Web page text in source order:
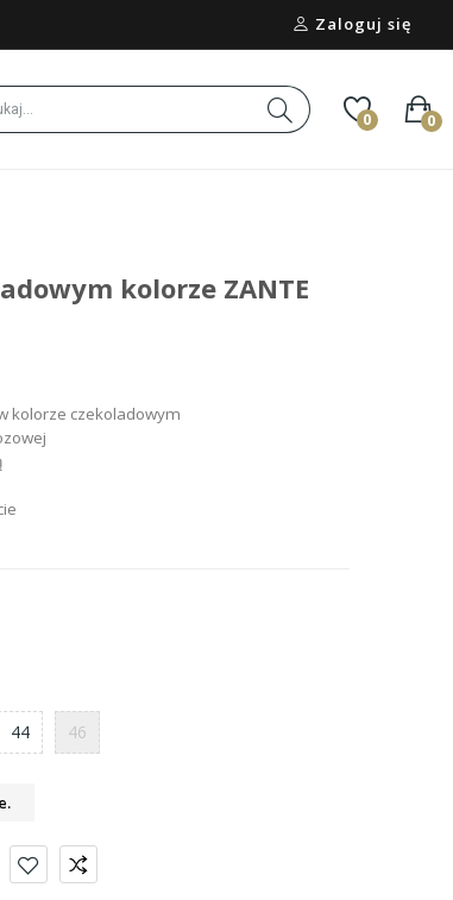
Zaloguj się
0 0
kolorze ZANTE
kolorze czekoladowym
44 46